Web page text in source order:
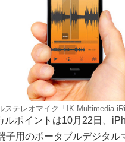
ステレオマイク「IK Multimedia
ポイントは10月22日、
子用のポータブルデジタル